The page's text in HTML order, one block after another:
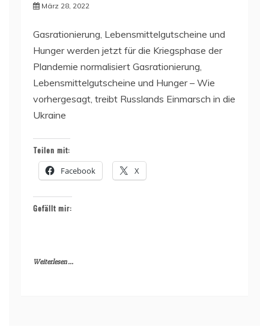
März 28, 2022
Gasrationierung, Lebensmittelgutscheine und
Hunger werden jetzt für die Kriegsphase der
Plandemie normalisiert Gasrationierung,
Lebensmittelgutscheine und Hunger – Wie
vorhergesagt, treibt Russlands Einmarsch in die
Ukraine
Teilen mit:
Facebook X
Gefällt mir:
Weiterlesen ...